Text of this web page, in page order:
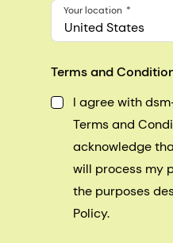
United States
Your location
Terms and
I agree with
Terms and
acknowledge
will process my
the purposes
Policy.